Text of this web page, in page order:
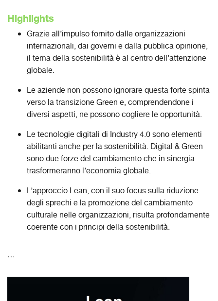
Highlights
Grazie all’impulso fornito dalle organizzazioni
internazionali, dai governi e dalla pubblica opinione,
il tema della sostenibilità è al centro dell’attenzione
globale.
Le aziende non possono ignorare questa forte spinta
verso la transizione Green e, comprendendone i
diversi aspetti, ne possono cogliere le opportunità.
Le tecnologie digitali di Industry 4.0 sono elementi
abilitanti anche per la sostenibilità. Digital & Green
sono due forze del cambiamento che in sinergia
trasformeranno l’economia globale.
L’approccio Lean, con il suo focus sulla riduzione
degli sprechi e la promozione del cambiamento
culturale nelle organizzazioni, risulta profondamente
coerente con i principi della sostenibilità.
…